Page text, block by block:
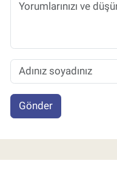
Gönder